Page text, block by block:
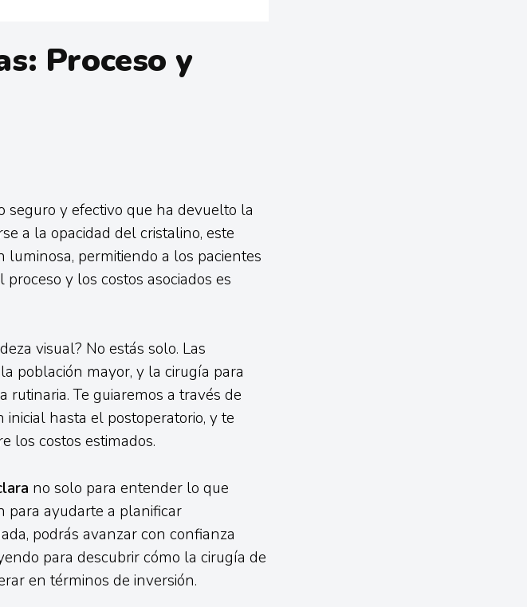
Proceso y
seguro y efectivo que ha devuelto la
a la opacidad del cristalino, este
permitiendo a los pacientes
y los costos asociados es
visual? No estás solo. Las
población mayor, y la cirugía para
Te guiaremos a través de
hasta el postoperatorio, y te
los costos estimados.
no solo para entender lo que
para ayudarte a planificar
podrás avanzar con confianza
para descubrir cómo la cirugía de
en términos de inversión.